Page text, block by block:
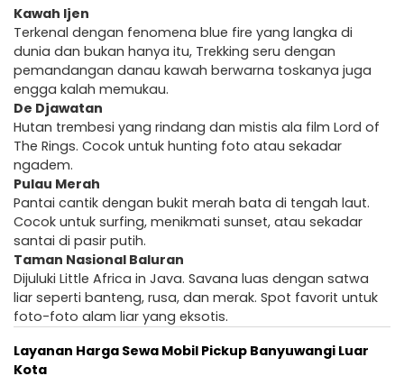
Kawah Ijen
Terkenal dengan fenomena blue fire yang langka di
dunia dan bukan hanya itu, Trekking seru dengan
pemandangan danau kawah berwarna toskanya juga
engga kalah memukau.
De Djawatan
Hutan trembesi yang rindang dan mistis ala film Lord of
The Rings. Cocok untuk hunting foto atau sekadar
ngadem.
Pulau Merah
Pantai cantik dengan bukit merah bata di tengah laut.
Cocok untuk surfing, menikmati sunset, atau sekadar
santai di pasir putih.
Taman Nasional Baluran
Dijuluki Little Africa in Java. Savana luas dengan satwa
liar seperti banteng, rusa, dan merak. Spot favorit untuk
foto-foto alam liar yang eksotis.
Layanan Harga Sewa Mobil Pickup Banyuwangi Luar
Kota